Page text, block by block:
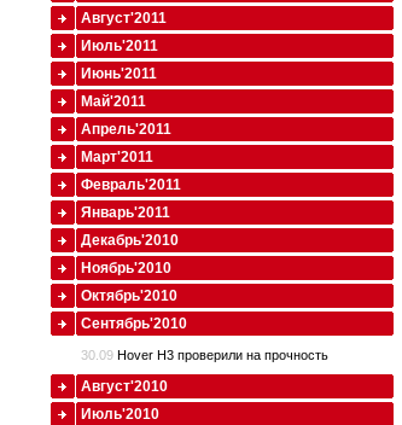
Август'2011
Июль'2011
Июнь'2011
Май'2011
Апрель'2011
Март'2011
Февраль'2011
Январь'2011
Декабрь'2010
Ноябрь'2010
Октябрь'2010
Сентябрь'2010
30.09 Hover H3 проверили на прочность
Август'2010
Июль'2010